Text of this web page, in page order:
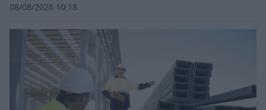
08/08/2026 10:18